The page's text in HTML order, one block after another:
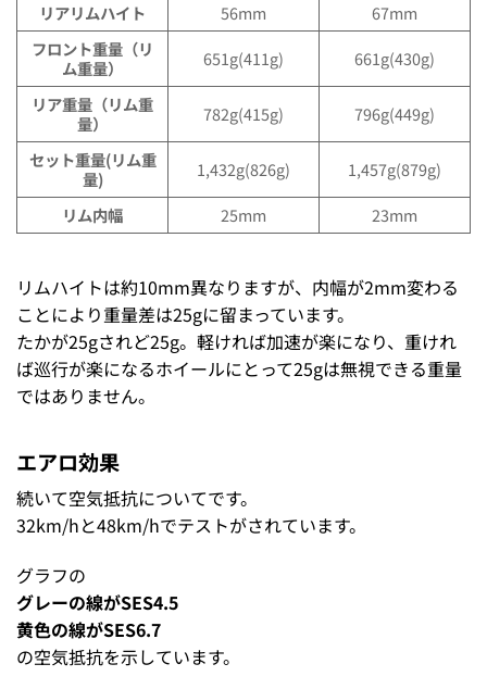
リアリムハイト
56mm
67mm
フロント重量（リ
ム重量）
651g(411g)
661g(430g)
リア重量（リム重
量）
782g(415g)
796g(449g)
セット重量(リム重
量)
1,432g(826g)
1,457g(879g)
リム内幅
25mm 23mm
リムハイトは約10mm異なりますが、内幅が2mm変わる
ことにより重量差は25gに留まっています。
たかが25gされど25g。軽ければ加速が楽になり、重けれ
ば巡行が楽になるホイールにとって25gは無視できる重量
ではありません。
エアロ効果
続いて空気抵抗についてです。
32km/hと48km/hでテストがされています。
グラフの
グレーの線がSES4.5
黄色の線がSES6.7
の空気抵抗を示しています。